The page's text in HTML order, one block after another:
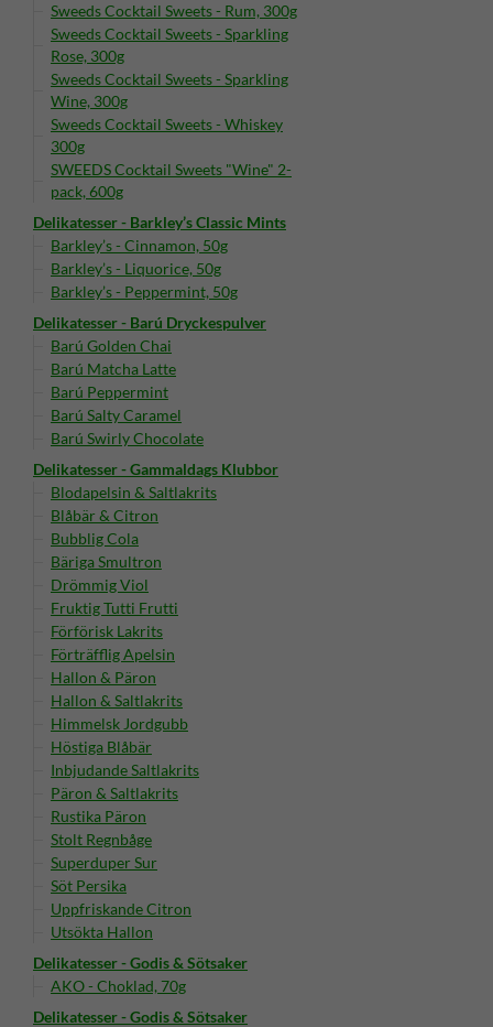
Sweeds Cocktail Sweets - Rum, 300g
Sweeds Cocktail Sweets - Sparkling
Rose, 300g
Sweeds Cocktail Sweets - Sparkling
Wine, 300g
Sweeds Cocktail Sweets - Whiskey
300g
SWEEDS Cocktail Sweets "Wine" 2-
pack, 600g
Delikatesser - Barkley’s Classic Mints
Barkley’s - Cinnamon, 50g
Barkley’s - Liquorice, 50g
Barkley’s - Peppermint, 50g
Delikatesser - Barú Dryckespulver
Barú Golden Chai
Barú Matcha Latte
Barú Peppermint
Barú Salty Caramel
Barú Swirly Chocolate
Delikatesser - Gammaldags Klubbor
Blodapelsin & Saltlakrits
Blåbär & Citron
Bubblig Cola
Bäriga Smultron
Drömmig Viol
Fruktig Tutti Frutti
Förförisk Lakrits
Förträfflig Apelsin
Hallon & Päron
Hallon & Saltlakrits
Himmelsk Jordgubb
Höstiga Blåbär
Inbjudande Saltlakrits
Päron & Saltlakrits
Rustika Päron
Stolt Regnbåge
Superduper Sur
Söt Persika
Uppfriskande Citron
Utsökta Hallon
Delikatesser - Godis & Sötsaker
AKO - Choklad, 70g
Delikatesser - Godis & Sötsaker